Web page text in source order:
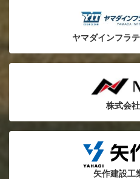
ヤマダインフラ
株式会
矢作建設工